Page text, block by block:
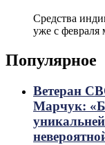
Средства
уже с февраля
Популярное
Ветеран
Марчук: